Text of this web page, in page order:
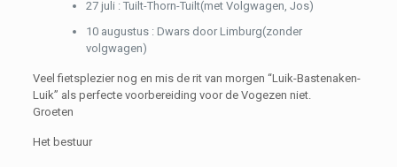
27 juli : Tuilt-Thorn-Tuilt(met Volgwagen, Jos)
10 augustus : Dwars door Limburg(zonder
volgwagen)
Veel fietsplezier nog en mis de rit van morgen “Luik-Bastenaken-
Luik” als perfecte voorbereiding voor de Vogezen niet.
Groeten
Het bestuur